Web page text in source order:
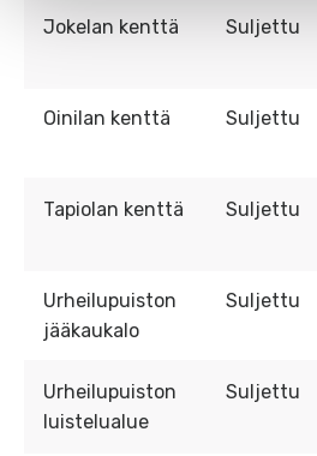
Jokelan kenttä Suljettu
Oinilan kenttä Suljettu
Tapiolan kenttä Suljettu
Urheilupuiston
jääkaukalo
Suljettu
Urheilupuiston
luistelualue
Suljettu